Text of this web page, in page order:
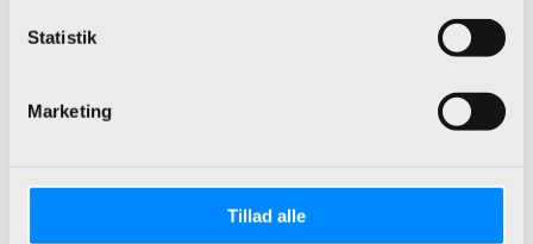
Statistik
Marketing
Tillad alle
Microsoft Power Platformen.